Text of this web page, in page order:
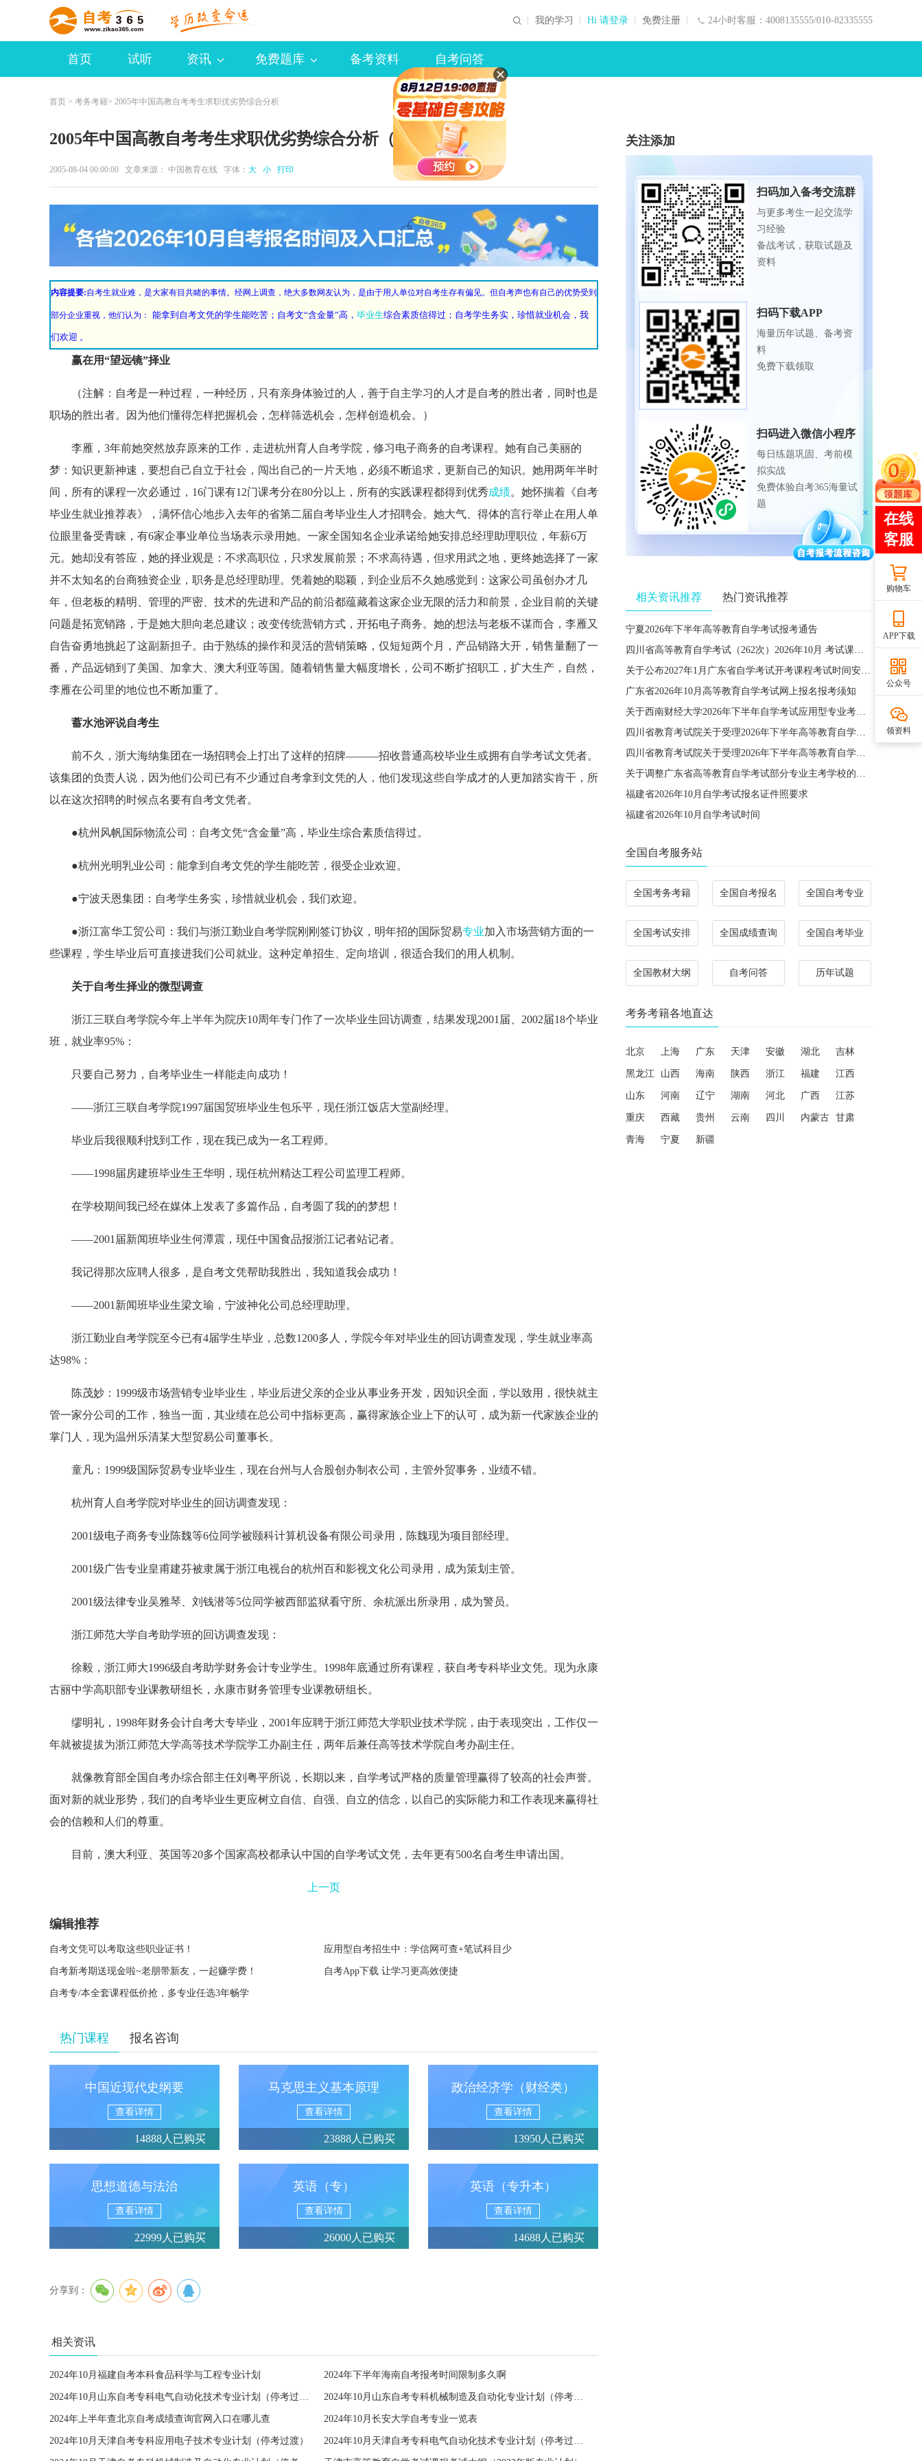
24小时客服：4008135555/010-82335555
我的学习 Hi 请登录 免费注册
首页 试听 资讯 免费题库 备考资料 自考问答
首页 > 考务考籍> 2005年中国高教自考考生求职优劣势综合分析
2005年中国高教自考考生求职优劣势综合分析（二）
2005-08-04 00:00:00 文章来源： 中国教育在线 字体： 大 小 打印
内容提要:自考生就业难，是大家有目共睹的事情。经网上调查，绝大多数网友认为，是由于用人单位对自考生存有偏见。但自考声也有自己的优势受到
部分企业重视，他们认为： 能拿到自考文凭的学生能吃苦； 自考文“含金量”高， 毕业生综合素质信得过； 自考学生务实，珍惜就业机会，我
们欢迎 。
赢在用“望远镜”择业
（注解：自考是一种过程，一种经历，只有亲身体验过的人，善于自主学习的人才是自考的胜出者，同时也是
职场的胜出者。因为他们懂得怎样把握机会，怎样筛选机会，怎样创造机会。）
李雁，3年前她突然放弃原来的工作，走进杭州育人自考学院，修习电子商务的自考课程。她有自己美丽的
梦：知识更新神速，要想自己自立于社会，闯出自己的一片天地，必须不断追求，更新自己的知识。她用两年半时
间，所有的课程一次必通过，16门课有12门课考分在80分以上，所有的实践课程都得到优秀成绩。她怀揣着《自考
毕业生就业推荐表》，满怀信心地步入去年的省第二届自考毕业生人才招聘会。她大气、得体的言行举止在用人单
位眼里备受青睐，有6家企事业单位当场表示录用她。一家全国知名企业承诺给她安排总经理助理职位，年薪6万
元。她却没有答应，她的择业观是：不求高职位，只求发展前景；不求高待遇，但求用武之地，更终她选择了一家
并不太知名的台商独资企业，职务是总经理助理。凭着她的聪颖，到企业后不久她感觉到：这家公司虽创办才几
年，但老板的精明、管理的严密、技术的先进和产品的前沿都蕴藏着这家企业无限的活力和前景，企业目前的关键
问题是拓宽销路，于是她大胆向老总建议；改变传统营销方式，开拓电子商务。她的想法与老板不谋而合，李雁又
自告奋勇地挑起了这副新担子。由于熟练的操作和灵活的营销策略，仅短短两个月，产品销路大开，销售量翻了一
番，产品远销到了美国、加拿大、澳大利亚等国。随着销售量大幅度增长，公司不断扩招职工，扩大生产，自然，
李雁在公司里的地位也不断加重了。
蓄水池评说自考生
前不久，浙大海纳集团在一场招聘会上打出了这样的招牌———招收普通高校毕业生或拥有自学考试文凭者。
该集团的负责人说，因为他们公司已有不少通过自考拿到文凭的人，他们发现这些自学成才的人更加踏实肯干，所
以在这次招聘的时候点名要有自考文凭者。
●杭州风帆国际物流公司：自考文凭“含金量”高，毕业生综合素质信得过。
●杭州光明乳业公司：能拿到自考文凭的学生能吃苦，很受企业欢迎。
●宁波天恩集团：自考学生务实，珍惜就业机会，我们欢迎。
●浙江富华工贸公司：我们与浙江勤业自考学院刚刚签订协议，明年招的国际贸易专业加入市场营销方面的一
些课程，学生毕业后可直接进我们公司就业。这种定单招生、定向培训，很适合我们的用人机制。
关于自考生择业的微型调查
浙江三联自考学院今年上半年为院庆10周年专门作了一次毕业生回访调查，结果发现2001届、2002届18个毕业
班，就业率95%：
只要自己努力，自考毕业生一样能走向成功！
——浙江三联自考学院1997届国贸班毕业生包乐平，现任浙江饭店大堂副经理。
毕业后我很顺利找到工作，现在我已成为一名工程师。
——1998届房建班毕业生王华明，现任杭州精达工程公司监理工程师。
在学校期间我已经在媒体上发表了多篇作品，自考圆了我的的梦想！
——2001届新闻班毕业生何潭震，现任中国食品报浙江记者站记者。
我记得那次应聘人很多，是自考文凭帮助我胜出，我知道我会成功！
——2001新闻班毕业生梁文瑜，宁波神化公司总经理助理。
浙江勤业自考学院至今已有4届学生毕业，总数1200多人，学院今年对毕业生的回访调查发现，学生就业率高
达98%：
陈茂妙：1999级市场营销专业毕业生，毕业后进父亲的企业从事业务开发，因知识全面，学以致用，很快就主
管一家分公司的工作，独当一面，其业绩在总公司中指标更高，赢得家族企业上下的认可，成为新一代家族企业的
掌门人，现为温州乐清某大型贸易公司董事长。
童凡：1999级国际贸易专业毕业生，现在台州与人合股创办制衣公司，主管外贸事务，业绩不错。
杭州育人自考学院对毕业生的回访调查发现：
2001级电子商务专业陈魏等6位同学被颐科计算机设备有限公司录用，陈魏现为项目部经理。
2001级广告专业皇甫建芬被隶属于浙江电视台的杭州百和影视文化公司录用，成为策划主管。
2001级法律专业吴雅琴、刘钱潜等5位同学被西部监狱看守所、余杭派出所录用，成为警员。
浙江师范大学自考助学班的回访调查发现：
徐毅，浙江师大1996级自考助学财务会计专业学生。1998年底通过所有课程，获自考专科毕业文凭。现为永康
古丽中学高职部专业课教研组长，永康市财务管理专业课教研组长。
缪明礼，1998年财务会计自考大专毕业，2001年应聘于浙江师范大学职业技术学院，由于表现突出，工作仅一
年就被提拔为浙江师范大学高等技术学院学工办副主任，两年后兼任高等技术学院自考办副主任。
就像教育部全国自考办综合部主任刘粤平所说，长期以来，自学考试严格的质量管理赢得了较高的社会声誉。
面对新的就业形势，我们的自考毕业生更应树立自信、自强、自立的信念，以自己的实际能力和工作表现来赢得社
会的信赖和人们的尊重。
目前，澳大利亚、英国等20多个国家高校都承认中国的自学考试文凭，去年更有500名自考生申请出国。
上一页
编辑推荐
自考文凭可以考取这些职业证书！ 应用型自考招生中：学信网可查+笔试科目少
自考新考期送现金啦~老朋带新友，一起赚学费！ 自考App下载 让学习更高效便捷
自考专/本全套课程低价抢，多专业任选3年畅学
热门课程 报名咨询
中国近现代史纲要
查看详情
14888人已购买
马克思主义基本原理
查看详情
23888人已购买
政治经济学（财经类）
查看详情
13950人已购买
思想道德与法治
查看详情
22999人已购买
英语（专）
查看详情
26000人已购买
英语（专升本）
查看详情
14688人已购买
分享到：
相关资讯
2024年10月福建自考本科食品科学与工程专业计划 2024年下半年海南自考报考时间限制多久啊
2024年10月山东自考专科电气自动化技术专业计划（停考过渡） 2024年10月山东自考专科机械制造及自动化专业计划（停考过渡）
2024年上半年查北京自考成绩查询官网入口在哪儿查 2024年10月长安大学自考专业一览表
2024年10月天津自考专科应用电子技术专业计划（停考过渡） 2024年10月天津自考专科电气自动化技术专业计划（停考过渡）
关注添加
扫码加入备考交流群
与更多考生一起交流学
习经验
备战考试，获取试题及
资料
扫码下载APP
海量历年试题、备考资
料
免费下载领取
扫码进入微信小程序
每日练题巩固、考前模
拟实战
免费体验自考365海量试
题
相关资讯推荐 热门资讯推荐
宁夏2026年下半年高等教育自学考试报考通告
四川省高等教育自学考试（262次）2026年10月 考试课程简表
关于公布2027年1月广东省自学考试开考课程考试时间安排和使用教材的通知
广东省2026年10月高等教育自学考试网上报名报考须知
关于西南财经大学2026年下半年自学考试应用型专业考籍更改办理的通知
四川省教育考试院关于受理2026年下半年高等教育自学考试省际转考申请的通告
四川省教育考试院关于受理2026年下半年高等教育自学考试考籍更改申请的通告
关于调整广东省高等教育自学考试部分专业主考学校的通知
福建省2026年10月自学考试报名证件照要求
福建省2026年10月自学考试时间
全国自考服务站
全国考务考籍 全国自考报名 全国自考专业
全国考试安排 全国成绩查询 全国自考毕业
全国教材大纲 自考问答 历年试题
考务考籍各地直达
北京 上海 广东 天津 安徽 湖北 吉林
黑龙江 山西 海南 陕西 浙江 福建 江西
山东 河南 辽宁 湖南 河北 广西 江苏
重庆 西藏 贵州 云南 四川 内蒙古 甘肃
青海 宁夏 新疆
购物车
APP下载
公众号
领资料